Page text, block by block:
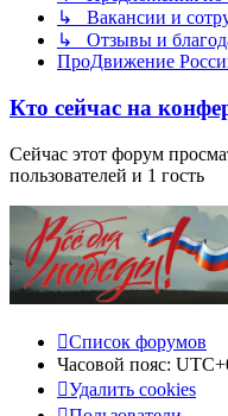
↳ Вакансии и
↳ Отзывы и
ПроДвижение
Кто сейчас на
Сейчас этот форум
пользователей и 1 гость
Список форумов
Часовой пояс:
Удалить cookies